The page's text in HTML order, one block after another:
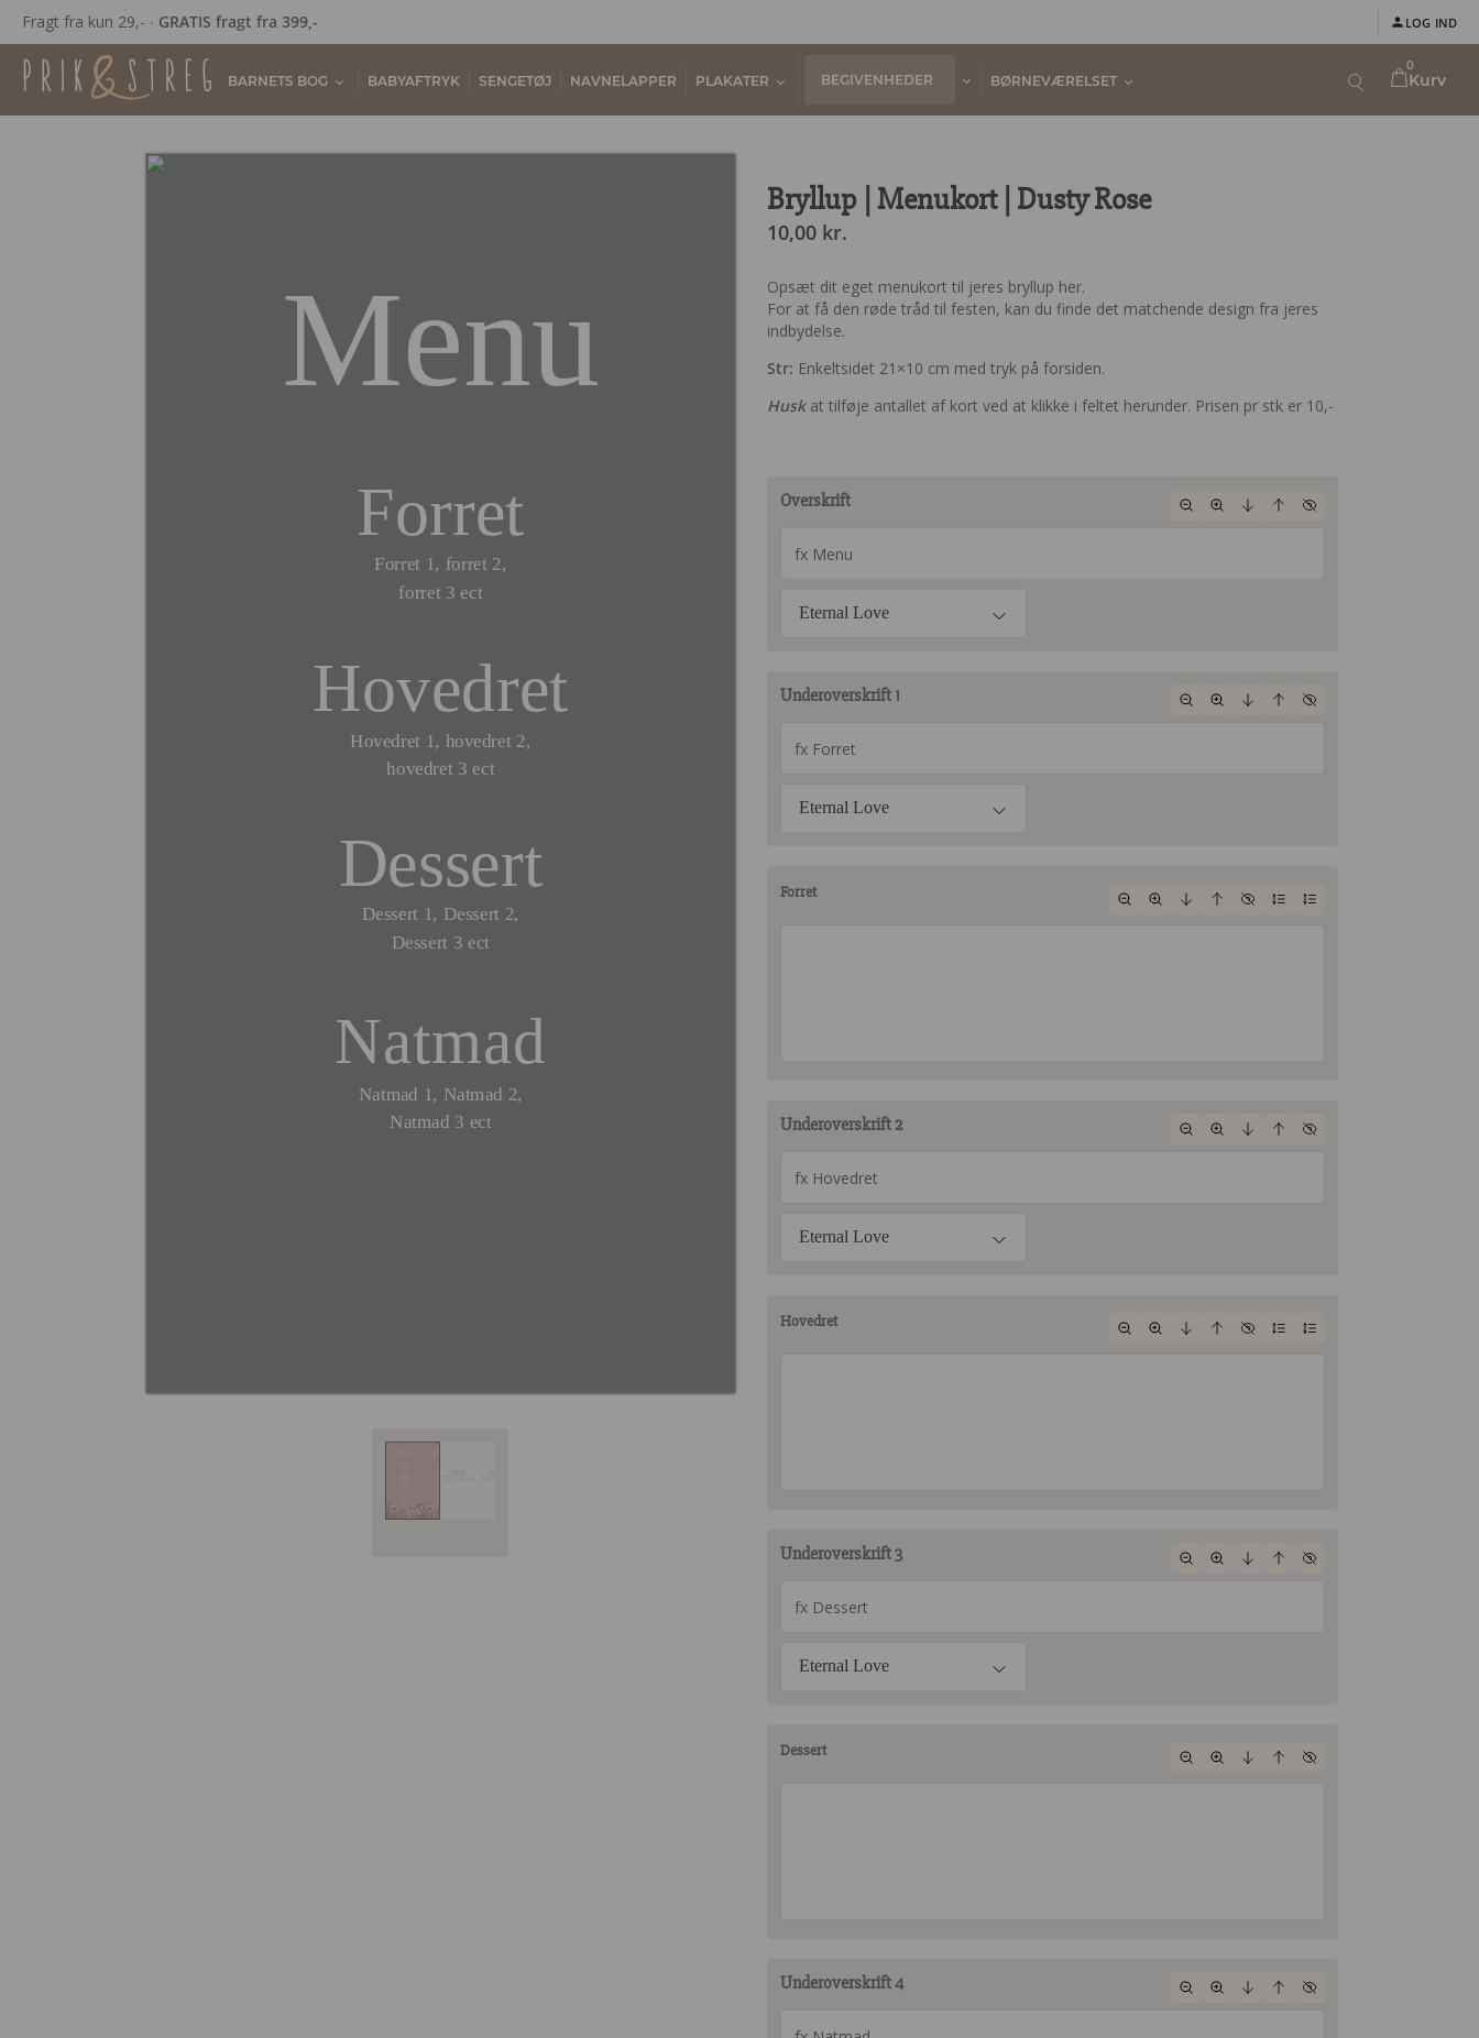
Fragt fra kun 29,- ∙ GRATIS fragt fra 399,- LOG IND
0
Kurv
BARNETS BOG BABYAFTRYK SENGETØJ NAVNELAPPER PLAKATER BEGIVENHEDER BØRNEVÆRELSET
Menu
Forret
Hovedret
Dessert
Natmad
Forret 1, forret 2,
forret 3 ect
Hovedret 1, hovedret 2,
hovedret 3 ect
Dessert 1, Dessert 2,
Dessert 3 ect
Natmad 1, Natmad 2,
Natmad 3 ect
Bryllup | Menukort | Dusty Rose
10,00 kr.
Opsæt dit eget menukort til jeres bryllup her.
For at få den røde tråd til festen, kan du finde det matchende design fra jeres
indbydelse.
Str: Enkeltsidet 21×10 cm med tryk på forsiden.
Huskat tilføje antallet af kort ved at klikke i feltet herunder. Prisen pr stk er 10,-
Overskrift
Eternal Love
Underoverskrift 1
Eternal Love
Forret
Underoverskrift 2
Eternal Love
Hovedret
Underoverskrift 3
Eternal Love
Dessert
Underoverskrift 4